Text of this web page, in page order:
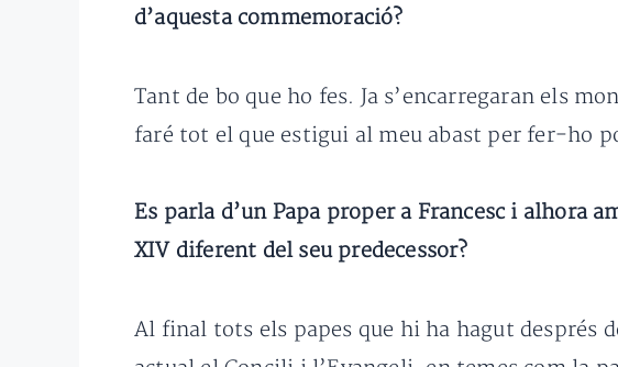
d’aquesta commemoració?
Tant de bo que ho fes. Ja s’encarregaran els
faré tot el que estigui al meu abast per fer-ho
Es parla d’un Papa proper a Francesc i alhora
XIV diferent del seu predecessor?
Al final tots els papes que hi ha hagut després